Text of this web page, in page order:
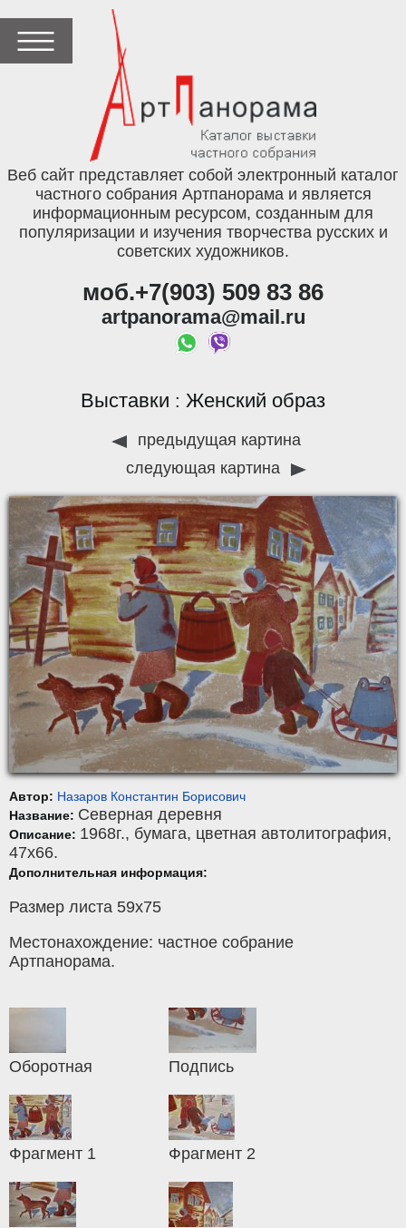
Веб сайт представляет собой электронный каталог
частного собрания Артпанорама и является
информационным ресурсом, созданным для
популяризации и изучения творчества русских и
советских художников.
моб.+7(903) 509 83 86
artpanorama@mail.ru
Выставки : Женский образ
предыдущая картина
следующая картина
Автор: Назаров Константин Борисович
Название: Северная деревня
Описание: 1968г., бумага, цветная автолитография,
47x66.
Дополнительная информация:
Размер листа 59х75
Местонахождение: частное собрание
Артпанорама.
Оборотная Подпись
Фрагмент 1 Фрагмент 2